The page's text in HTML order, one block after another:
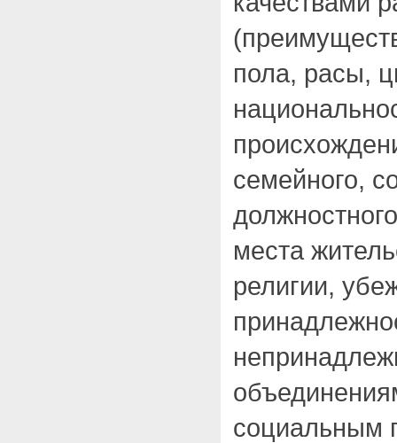
пола, расы,
семейного,
места
религии,
социальным